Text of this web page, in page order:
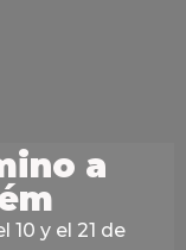
a
10 y el 21 de